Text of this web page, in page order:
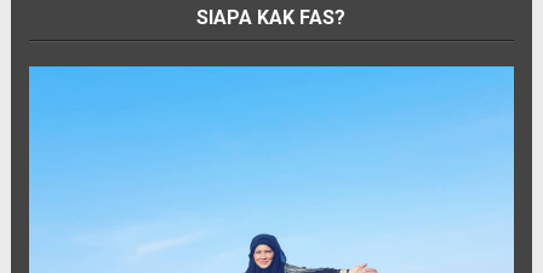
SIAPA KAK FAS?